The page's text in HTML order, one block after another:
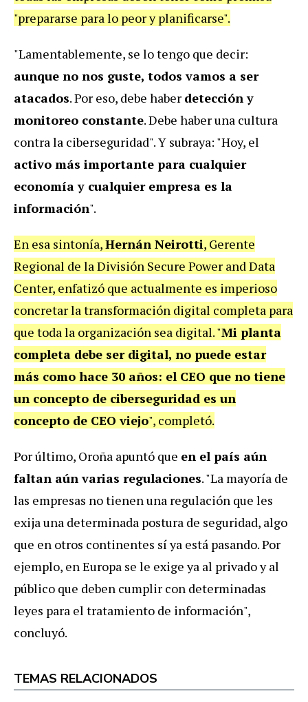
"prepararse para lo peor y planificarse".
"Lamentablemente, se lo tengo que decir:
aunque no nos guste, todos vamos a ser
atacados. Por eso, debe haber detección y
monitoreo constante. Debe haber una cultura
contra la ciberseguridad".Y subraya: "Hoy, el
activo más importante para cualquier
economía y cualquier empresa es la
información".
En esa sintonía,Hernán Neirotti, Gerente
Regional de la División Secure Power and Data
Center, enfatizó que actualmente es imperioso
concretar la transformación digital completa para
que toda la organización sea digital. "Mi planta
completa debe ser digital, no puede estar
más como hace 30 años: el CEO que no tiene
un concepto de ciberseguridad es un
concepto de CEO viejo", completó.
Por último, Oroña apuntó que en el país aún
faltan aún varias regulaciones. "La mayoría de
las empresas no tienen una regulación que les
exija una determinada postura de seguridad, algo
que en otros continentes sí ya está pasando. Por
ejemplo, en Europa se le exige ya al privado y al
público que deben cumplir con determinadas
leyes para el tratamiento de información",
concluyó.
TEMAS RELACIONADOS